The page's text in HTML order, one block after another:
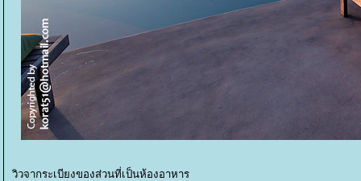
วิวจากระเบียงของส่วนที่เป็นห้องอาหาร